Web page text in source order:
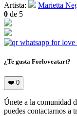
Artista:
Marietta
0 de 5
¿Te gusta Forloveatart?
❤️ 0
Únete a la comunidad
puedes contactarnos a